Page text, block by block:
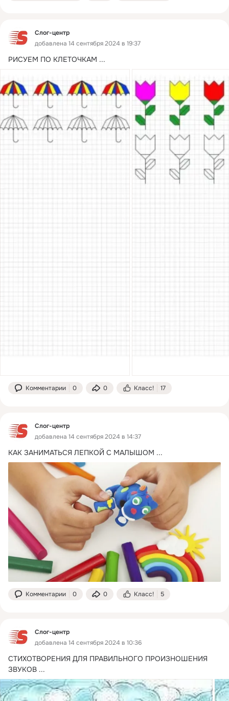
Слог-центр
добавлена 14 сентября 2024 в 19:37
РИСУЕМ ПО КЛЕТОЧКАМ ...
Комментарии 0 0 Класс! 17
Слог-центр
добавлена 14 сентября 2024 в 14:37
КАК ЗАНИМАТЬСЯ ЛЕПКОЙ С МАЛЫШОМ ...
Комментарии 0 0 Класс! 5
Слог-центр
добавлена 14 сентября 2024 в 10:36
СТИХОТВОРЕНИЯ ДЛЯ ПРАВИЛЬНОГО ПРОИЗНОШЕНИЯ
ЗВУКОВ ...